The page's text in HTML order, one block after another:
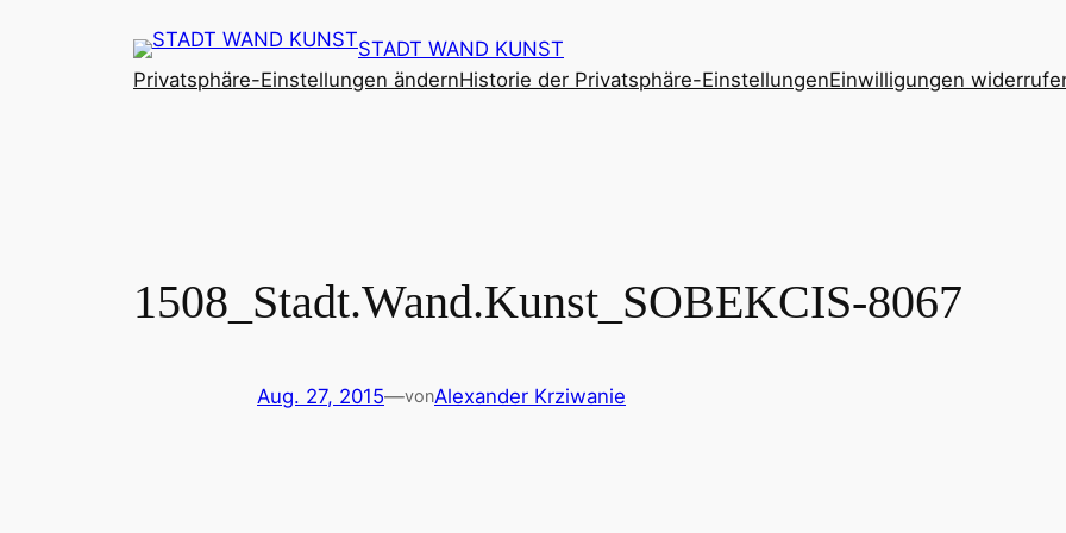
STADT WAND KUNST
Privatsphäre-Einstellungen ändernHistorie der Privatsphäre-EinstellungenEinwilligungen
1508_Stadt.Wand.Kunst_SOBEKCIS-8067
Aug. 27, 2015—vonAlexander Krziwanie